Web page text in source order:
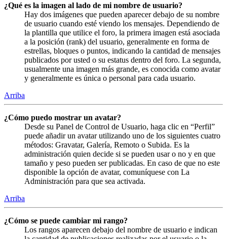
¿Qué es la imagen al lado de mi nombre de usuario?
Hay dos imágenes que pueden aparecer debajo de su nombre
de usuario cuando esté viendo los mensajes. Dependiendo de
la plantilla que utilice el foro, la primera imagen está asociada
a la posición (rank) del usuario, generalmente en forma de
estrellas, bloques o puntos, indicando la cantidad de mensajes
publicados por usted o su estatus dentro del foro. La segunda,
usualmente una imagen más grande, es conocida como avatar
y generalmente es única o personal para cada usuario.
Arriba
¿Cómo puedo mostrar un avatar?
Desde su Panel de Control de Usuario, haga clic en “Perfil”
puede añadir un avatar utilizando uno de los siguientes cuatro
métodos: Gravatar, Galería, Remoto o Subida. Es la
administración quien decide si se pueden usar o no y en que
tamaño y peso pueden ser publicadas. En caso de que no este
disponible la opción de avatar, comuníquese con La
Administración para que sea activada.
Arriba
¿Cómo se puede cambiar mi rango?
Los rangos aparecen debajo del nombre de usuario e indican